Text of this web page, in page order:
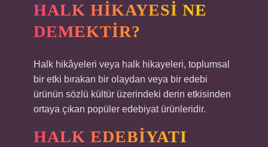
HALK HIKAYESI NE
DEMEKTIR?
Halk hikâyeleri veya halk hikayeleri, toplumsal
bir etki bırakan bir olaydan veya bir edebi
ürünün sözlü kültür üzerindeki derin etkisinden
ortaya çıkan popüler edebiyat ürünleridir.
HALK EDEBIYATI